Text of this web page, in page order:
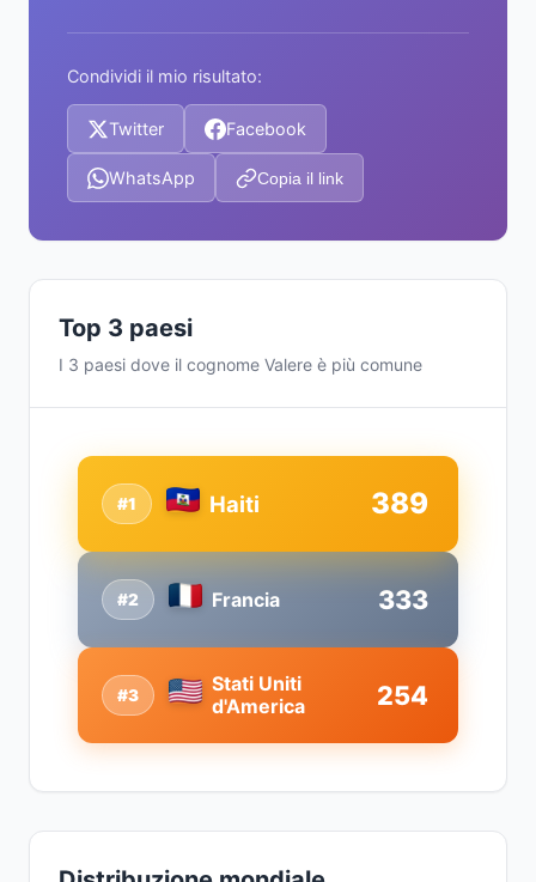
Condividi il mio risultato:
Twitter Facebook
WhatsApp Copia il link
Top 3 paesi
I 3 paesi dove il cognome Valere è più comune
#2 Francia 333
#1 Haiti 389
#3
Stati Uniti
d'America
254